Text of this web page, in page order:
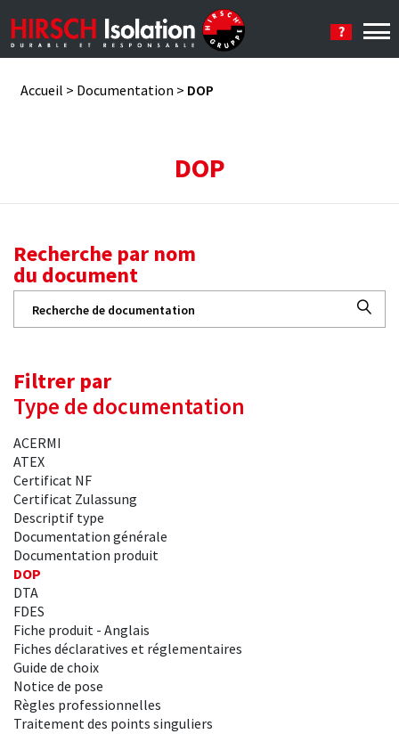
Accueil > Documentation > DOP
DOP
Recherche par nom
du document
Recherche
pour :
Filtrer par
Type de documentation
ACERMI
ATEX
Certificat NF
Certificat Zulassung
Descriptif type
Documentation générale
Documentation produit
DOP
DTA
FDES
Fiche produit - Anglais
Fiches déclaratives et réglementaires
Guide de choix
Notice de pose
Règles professionnelles
Traitement des points singuliers